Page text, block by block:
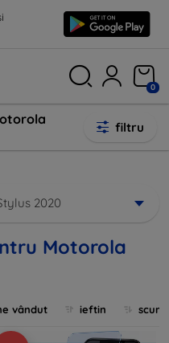
0
filtru
2020
Motorola
vândut ieftin